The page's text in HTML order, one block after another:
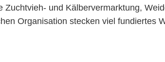
und Kälbervermarktung,
Organisation stecken viel fundiertes